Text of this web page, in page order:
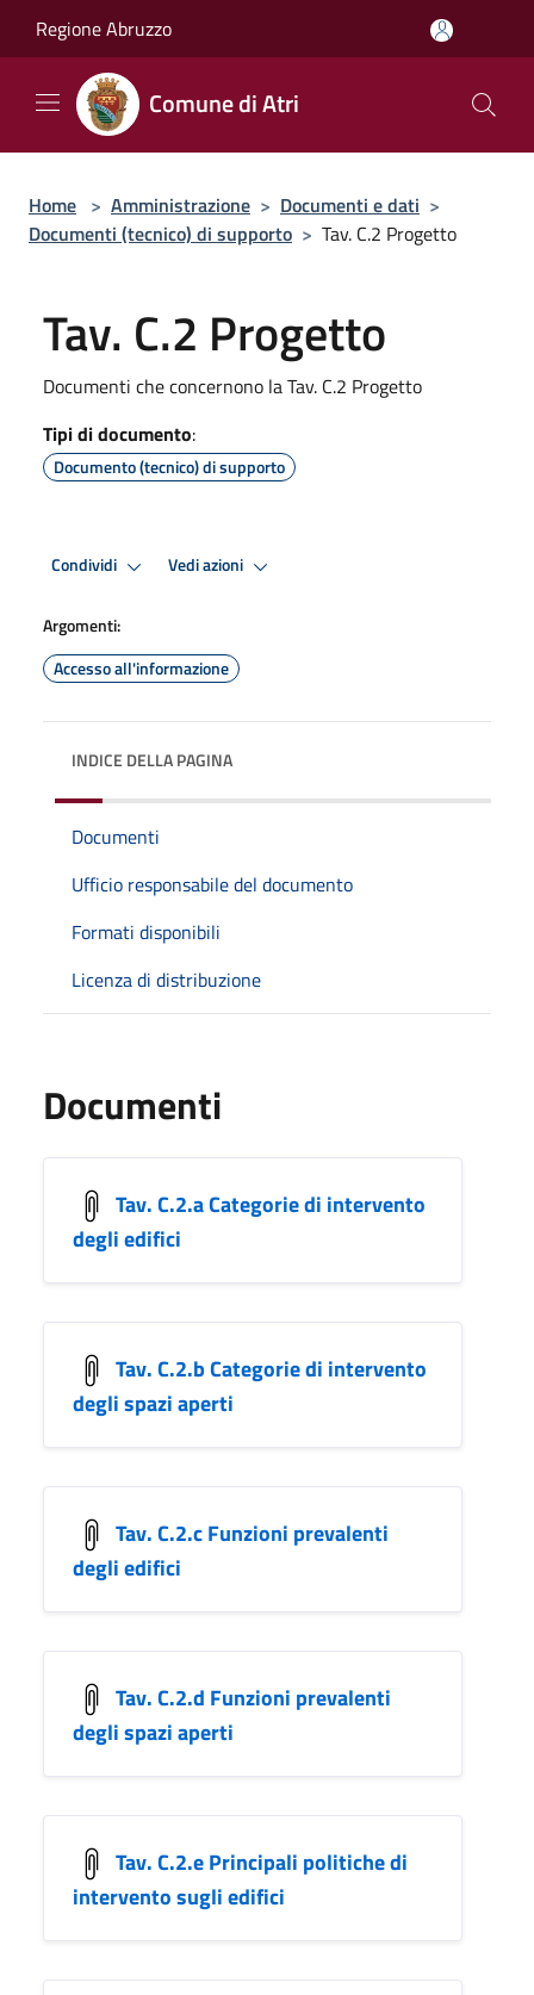
Regione Abruzzo
Comune di Atri
Home > Amministrazione > Documenti e dati >
Documenti (tecnico) di supporto > Tav. C.2 Progetto
Tav. C.2 Progetto
Documenti che concernono la Tav. C.2 Progetto
Tipi di documento:
Documento (tecnico) di supporto
Condividi Vedi azioni
Argomenti:
Accesso all'informazione
INDICE DELLA PAGINA
Documenti
Ufficio responsabile del documento
Formati disponibili
Licenza di distribuzione
Documenti
Tav. C.2.a Categorie di intervento
degli edifici
Tav. C.2.b Categorie di intervento
degli spazi aperti
Tav. C.2.c Funzioni prevalenti
degli edifici
Tav. C.2.d Funzioni prevalenti
degli spazi aperti
Tav. C.2.e Principali politiche di
intervento sugli edifici